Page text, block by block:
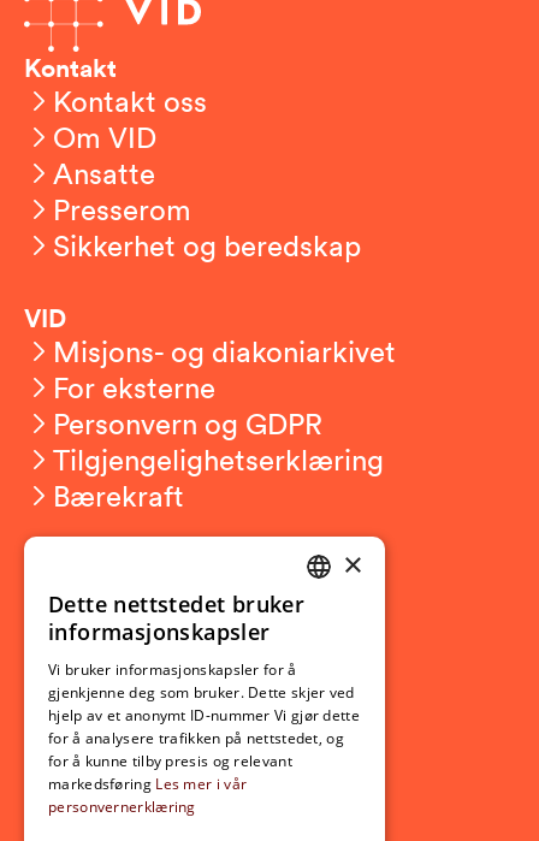
Kontakt
Kontakt oss
Om VID
Ansatte
Presserom
Sikkerhet og beredskap
VID
Misjons- og diakoniarkivet
For eksterne
Personvern og GDPR
Tilgjengelighetserklæring
Bærekraft
Ny student
Utveksling
Opptak
Lov- og regelverk
Aktuelt
Nyheter
NORWEGIAN
×
Dette nettstedet bruker
informasjonskapsler
Vi bruker informasjonskapsler for å
gjenkjenne deg som bruker. Dette skjer ved
hjelp av et anonymt ID-nummer Vi gjør dette
for å analysere trafikken på nettstedet, og
for å kunne tilby presis og relevant
markedsføring Les mer i vår
personvernerklæring